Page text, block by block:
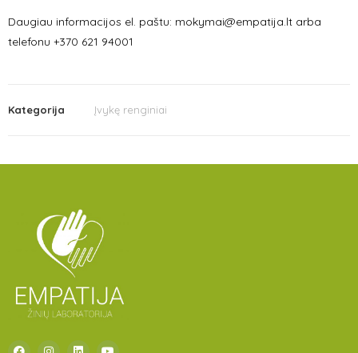
Daugiau informacijos el. paštu: mokymai@empatija.lt arba
telefonu +370 621 94001
Kategorija Įvykę renginiai